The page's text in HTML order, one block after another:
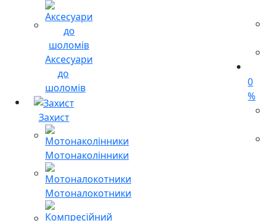
Аксесуари
до
шоломів
Захист
Мотонаколінники
Мотоналокотники
0
%